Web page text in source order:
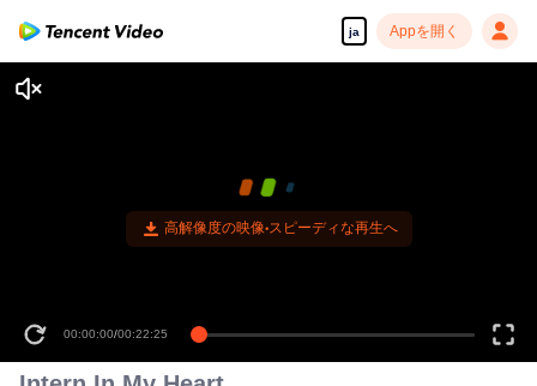
ja Appを開く
高解像度の映像•スピーディな再生へ
00:00:00/00:22:25